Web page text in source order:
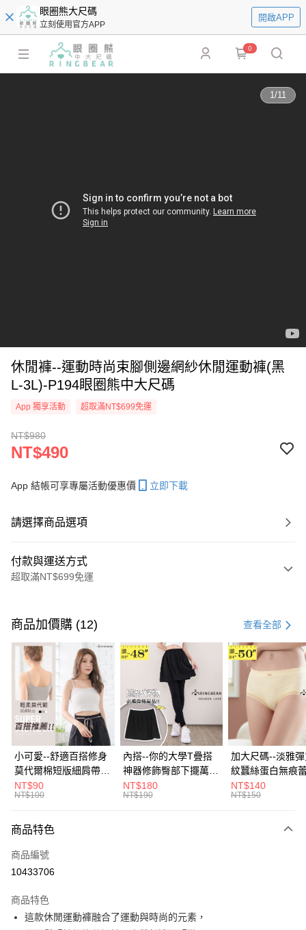
眼圈熊大尺碼
立刻使用官方APP
開啟APP
0
1/11
休閒褲--運動時尚束腳側邊網紗休閒運動褲(黑
L-3L)-P194眼圈熊中大尺碼
App 獨享活動 超取滿NT$699免運
NT$980
NT$490
App 結帳可享專屬活動優惠價 立即下載
請選擇商品選項
付款與運送方式
超取滿NT$699免運
信用卡一次付款
超商取貨付款
LINE Pay
Apple Pay
街口支付
悠遊付
Google Pay
全盈+PAY
大哥付你分期
【大哥付你分期使用說明】
1.本服務由台灣大哥大提供，台灣大哥大用戶可立即使用無須另外申請。
流程，驗證手機門號後，選擇欲分期的期數、繳款截止日，確認付款後即完
成交易。
3.實際核准額度、可分期數及費用金額請依後續交易確認頁面所載為準。
AFTEE先享後付
【關於「AFTEE先享後付」】
AFTEE先享後付是「在收到商品之後才付款」的支付方式。 讓您購物簡單
便利好安心！
ATM付款
商品加價購 (12) 查看全部
小可愛--舒適百搭修身
莫代爾棉短版細肩帶素
色背心(白.黑.灰L-2L)-
U582眼圈熊中大尺碼
NT$90
NT$100
內搭--你的大學T疊搭
神器修飾臀部下擺萬用
內搭裙/遮臀裙(黑2L-
6L)-Q155眼圈熊中大
NT$180
NT$190
加大尺碼--淡雅
紋蠶絲蛋白無痕
角內褲(白.粉.藍.
3L)-L28眼圈熊中
NT$140
NT$150
商品特色
商品編號
10433706
商品特色
這款休閒運動褲融合了運動與時尚的元素，